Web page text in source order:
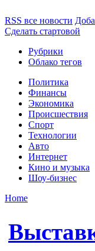
RSS все новости
Сделать стартовой
Рубрики
Облако тегов
Политика
Финансы
Экономика
Происшествия
Спорт
Технологии
Авто
Интернет
Кино и музыка
Шоу-бизнес
Home